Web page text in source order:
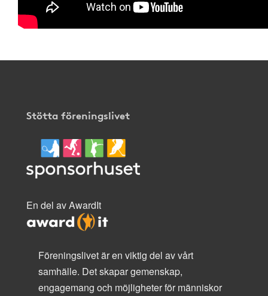
Stötta föreningslivet
En del av AwardIt
Föreningslivet är en viktig del av vårt
samhälle. Det skapar gemenskap,
engagemang och möjligheter för människor